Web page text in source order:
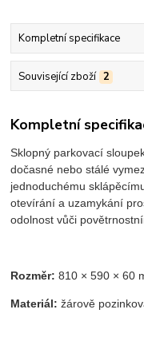
Kompletní specifikace
Související zboží 2
Kompletní
Sklopný parkovací
dočasné nebo stálé
jednoduchému
otevírání a uzamykání
odolnost vůči
Rozměr: 810 × 590 × 60
Materiál:žárově